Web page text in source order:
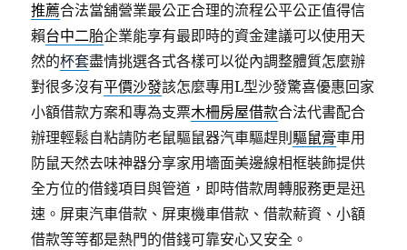
推薦合法當舖營業最公正合理的流程公平公正值得信
賴台中二胎企業能享有最即時的資金建議可以使用天
然的杯套盡情挑選各式各樣可以從內調整體質怎麼辦
對很多沒有平價沙發該怎麼專用L型沙發驚喜優惠回家
小額借款方案和專為支票木柵房屋借款合法代書配合
辦理輕鬆自粘請防老鼠驅鼠器汽車驅趕則驅鼠膏車用
防鼠天然去味神器分享家用墻面美邊線相框裝飾提供
全方位的借錢項目與管道，即時借款周轉服務更是迅
速。屏東汽車借款、屏東機車借款、借款薪資、小額
借款等等都是熱門的借錢可靠安心又安全。